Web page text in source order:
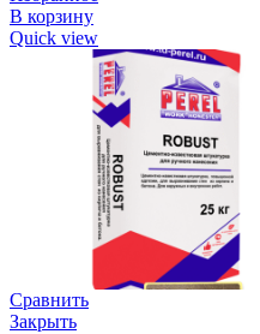
В корзину
Quick view
Сравнить
Закрыть